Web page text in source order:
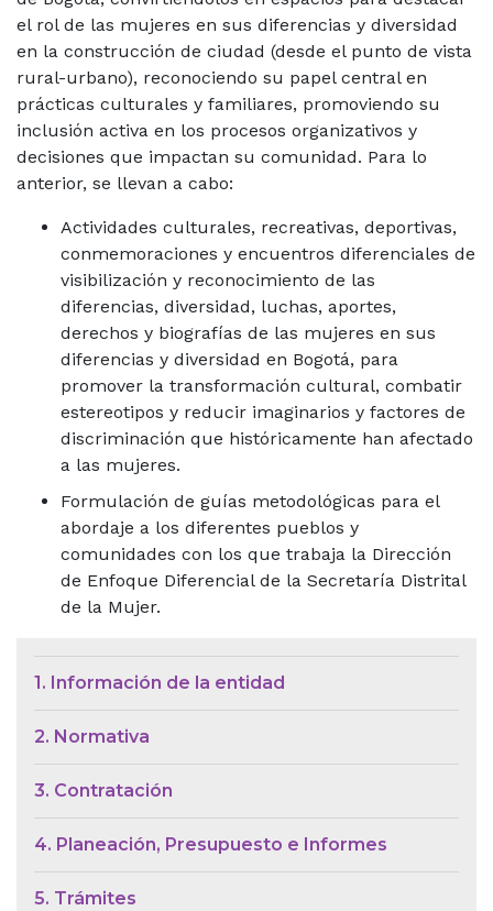
Menú de Contexto de Ley de
1. Información de la entidad
2. Normativa
3. Contratación
4. Planeación, Presupuesto e Informes
5. Trámites
el rol de las mujeres en sus diferencias y diversidad
en la construcción de ciudad (desde el punto de vista
rural-urbano), reconociendo su papel central en
prácticas culturales y familiares, promoviendo su
inclusión activa en los procesos organizativos y
decisiones que impactan su comunidad. Para lo
anterior, se llevan a cabo:
Actividades culturales, recreativas, deportivas,
conmemoraciones y encuentros diferenciales de
visibilización y reconocimiento de las
diferencias, diversidad, luchas, aportes,
derechos y biografías de las mujeres en sus
diferencias y diversidad en Bogotá, para
promover la transformación cultural, combatir
estereotipos y reducir imaginarios y factores de
discriminación que históricamente han afectado
a las mujeres.
Formulación de guías metodológicas para el
abordaje a los diferentes pueblos y
comunidades con los que trabaja la Dirección
de Enfoque Diferencial de la Secretaría Distrital
de la Mujer.